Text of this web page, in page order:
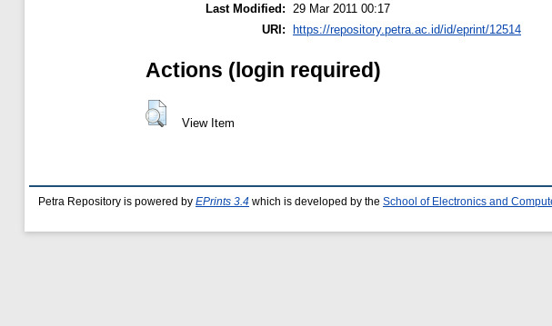
Last Modified:
29 Mar 2011 00:17
URI: https://repository.petra.ac.id/id/eprint/12514
Actions (login required)
View Item
Petra Repository is powered by EPrints 3.4 which is developed by the School of Electronics and